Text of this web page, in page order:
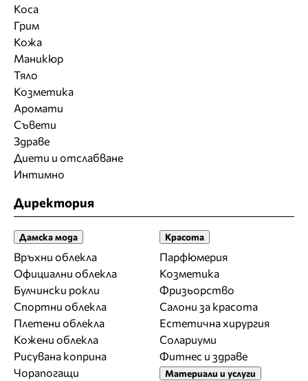
Коса
Грим
Кожа
Маникюр
Тяло
Козметика
Аромати
Съвети
Здраве
Диети и отслабване
Интимно
Директория
Дамска мода
Връхни облекла
Официални облекла
Булчински рокли
Спортни облекла
Плетени облекла
Кожени облекла
Рисувана коприна
Чорапогащи
Красота
Парфюмерия
Козметика
Фризьорство
Салони за красота
Естетична хирургия
Солариуми
Фитнес и здраве
Материали и услуги